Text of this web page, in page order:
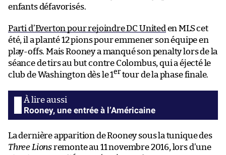
enfants défavorisés.
Parti d’Everton pour rejoindre DC United en MLS cet
été, il a planté 12 pions pour emmener son équipe en
play-offs. Mais Rooney a manqué son penalty lors de la
séance de tirs au but contre Colombus, qui a éjecté le
club de Washington dès le 1er tour de la phase finale.
Rooney, une entrée à l’Américaine
La dernière apparition de Rooney sous la tunique des
Three Lionsremonte au 11 novembre 2016, lors d’une